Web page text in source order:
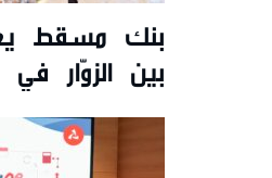
بنك مسقط
بين الزوّار
موسم الخريف